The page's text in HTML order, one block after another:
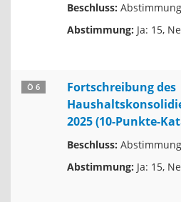
Beschluss:
Abstimmung: Ja: 15,
Ö 6
Fortschreibung des
2025 (10-Punkte-
Beschluss:
Abstimmung: Ja: 15,